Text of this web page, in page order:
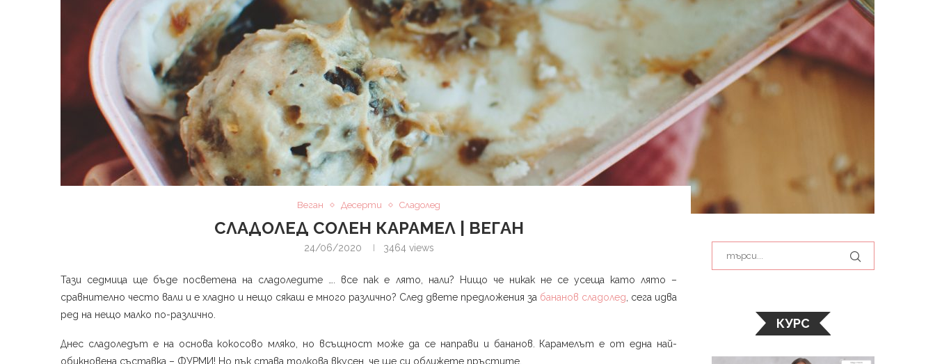
Веган Десерти Сладолед
СЛАДОЛЕД СОЛЕН КАРАМЕЛ | ВЕГАН
24/06/2020 3464 views
Тази седмица ще бъде посветена на сладоледите …. все пак е лято, нали? Нищо че никак не се усеща като лято –
сравнително често вали и е хладно и нещо сякаш е много различно? След двете предложения за бананов сладолед , сега идва
ред на нещо малко по-различно.
Днес сладоледът е на основа кокосово мляко, но всъщност може да се направи и бананов. Карамелът е от една най-
обикновена съставка – ФУРМИ! Но пък става толкова вкусен, че ще си оближете пръстите.
КУРС